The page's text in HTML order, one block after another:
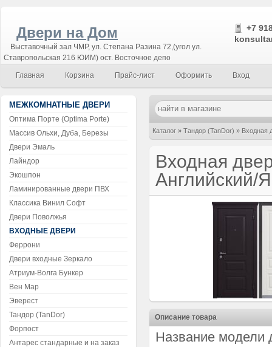
Двери на Дом
Выставочный зал ЧМР, ул. Степана Разина 72,(угол ул.
Ставропольская 216 ЮИМ) ост. Восточное депо
+7
Главная Корзина Прайс-лист Оформить Вход
Каталог » Тандор (TanDor) » Входная
Входная
Английский/
Описание товара
Название модели
МЕЖКОМНАТНЫЕ ДВЕРИ
Оптима Порте (Optima Porte)
Массив Ольхи, Дуба, Березы
Двери Эмаль
Лайндор
Экошпон
Ламинированные двери ПВХ
Классика Винил Софт
Двери Поволжья
ВХОДНЫЕ ДВЕРИ
Феррони
Двери входные Зеркало
Атриум-Волга Бункер
Вен Мар
Эверест
Тандор (TanDor)
Форпост
Антарес стандарные и на заказ